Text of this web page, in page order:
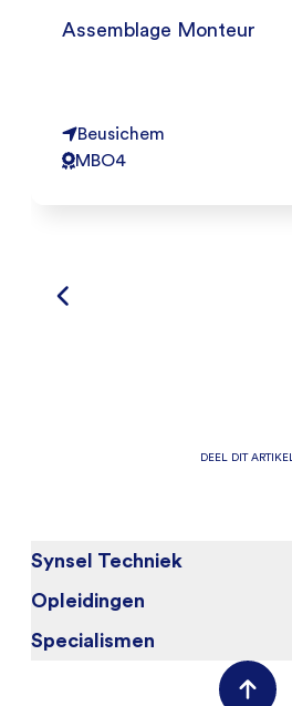
Assemblage Monteur
Beusichem
MBO4
DEEL DIT ARTIKEL
Synsel Techniek
Over ons
Onze kandidaten
Opleidingen
Elektrotechniek
Specialismen